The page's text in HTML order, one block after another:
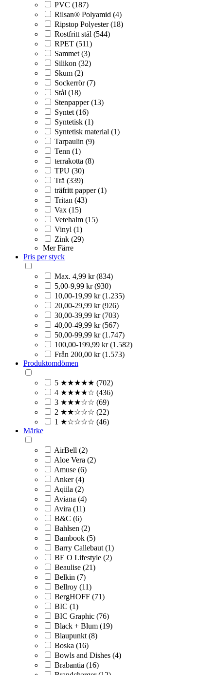
PVC (187)
Rilsan® Polyamid (4)
Ripstop Polyester (18)
Rostfritt stål (544)
RPET (511)
Sammet (3)
Silikon (32)
Skum (2)
Sockerrör (7)
Stål (18)
Stenpapper (13)
Syntet (16)
Syntetisk (1)
Syntetisk material (1)
Tarpaulin (9)
Tenn (1)
terrakotta (8)
TPU (30)
Trä (339)
träfritt papper (1)
Tritan (43)
Vax (15)
Vetehalm (15)
Vinyl (1)
Zink (29)
Mer Färre
Pris per styck
Max. 4,99 kr (834)
5,00-9,99 kr (930)
10,00-19,99 kr (1.235)
20,00-29,99 kr (926)
30,00-39,99 kr (703)
40,00-49,99 kr (567)
50,00-99,99 kr (1.747)
100,00-199,99 kr (1.582)
Från 200,00 kr (1.573)
Produktomdömen
5 ★★★★★ (702)
4 ★★★★☆ (436)
3 ★★★☆☆ (69)
2 ★★☆☆☆ (22)
1 ★☆☆☆☆ (46)
Märke
AirBell (2)
Aloe Vera (2)
Amuse (6)
Anker (4)
Aqiila (2)
Aviana (4)
Avira (11)
B&C (6)
Bahlsen (2)
Bambook (5)
Barry Callebaut (1)
BE O Lifestyle (2)
Beaulise (21)
Belkin (7)
Bellroy (11)
BergHOFF (71)
BIC (1)
BIC Graphic (76)
Black + Blum (19)
Blaupunkt (8)
Boska (16)
Bowls and Dishes (4)
Brabantia (16)